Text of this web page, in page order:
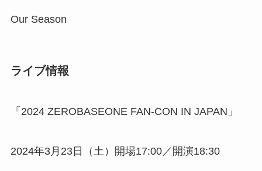
Our Season
ライブ情報
「2024 ZEROBASEONE FAN-CON IN JAPAN」
2024年3月23日（土）開場17:00／開演18:30